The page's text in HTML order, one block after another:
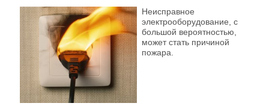
Неисправное
электрооборудование, с
большой вероятностью,
может стать причиной
пожара.